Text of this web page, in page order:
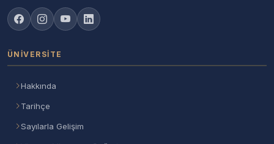
ÜNIVERSITE
Hakkında
Tarihçe
Sayılarla Gelişim